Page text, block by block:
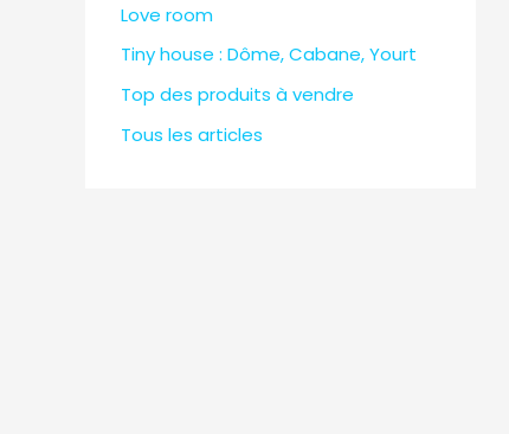
Love room
Tiny house : Dôme, Cabane, Yourt
Top des produits à vendre
Tous les articles